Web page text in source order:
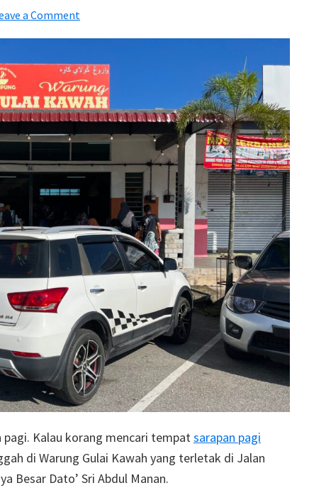
a Comment
pagi. Kalau korang mencari tempatsarapan pagi
di Warung Gulai Kawah yang terletak di Jalan
Besar Dato’ Sri Abdul Manan.